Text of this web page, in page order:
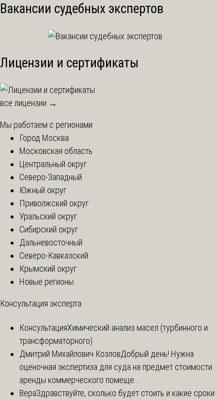
Вакансии судебных экспертов
Лицензии и сертификаты
все лицензии →
Мы работаем с регионами
Город Москва
Московская область
Центральный округ
Северо-Западный
Южный округ
Приволжский округ
Уральский округ
Сибирский округ
Дальневосточный
Северо-Кавказский
Крымский округ
Новые регионы
Консультация эксперта
КонсультацияХимический анализ масел (турбинного и
трансформаторного)
Дмитрий Михайлович КозловДобрый день! Нужна
оценочная экспертиза для суда на предмет стоимости
аренды коммерческого помеще...
ВераЗдравствуйте, сколько будет стоить и какие сроки